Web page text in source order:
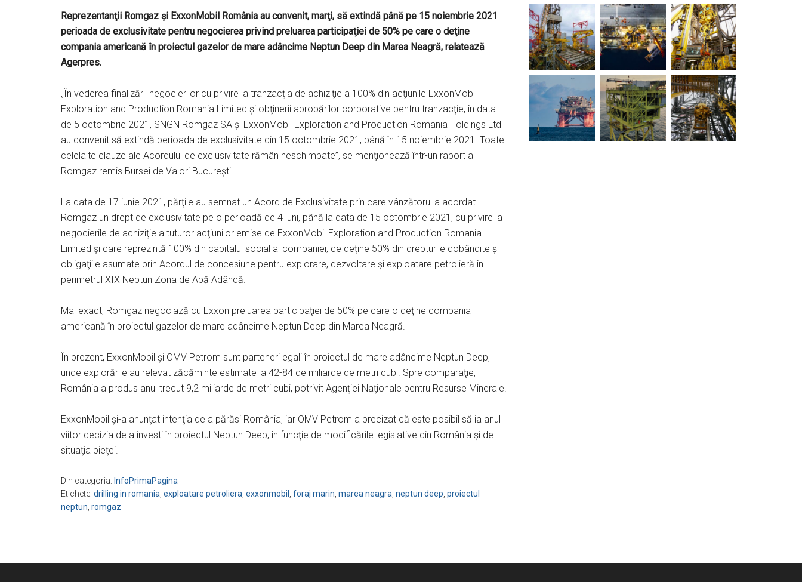
Reprezentanţii Romgaz şi ExxonMobil România au convenit, marţi, să extindă până pe 15 noiembrie 2021
perioada de exclusivitate pentru negocierea privind preluarea participaţiei de 50% pe care o deţine
compania americană în proiectul gazelor de mare adâncime Neptun Deep din Marea Neagră, relatează
Agerpres.
„În vederea finalizării negocierilor cu privire la tranzacţia de achiziţie a 100% din acţiunile ExxonMobil
Exploration and Production Romania Limited şi obţinerii aprobărilor corporative pentru tranzacţie, în data
de 5 octombrie 2021, SNGN Romgaz SA şi ExxonMobil Exploration and Production Romania Holdings Ltd
au convenit să extindă perioada de exclusivitate din 15 octombrie 2021, până în 15 noiembrie 2021. Toate
celelalte clauze ale Acordului de exclusivitate rămân neschimbate”, se menţionează într-un raport al
Romgaz remis Bursei de Valori Bucureşti.
La data de 17 iunie 2021, părţile au semnat un Acord de Exclusivitate prin care vânzătorul a acordat
Romgaz un drept de exclusivitate pe o perioadă de 4 luni, până la data de 15 octombrie 2021, cu privire la
negocierile de achiziţie a tuturor acţiunilor emise de ExxonMobil Exploration and Production Romania
Limited şi care reprezintă 100% din capitalul social al companiei, ce deţine 50% din drepturile dobândite şi
obligaţiile asumate prin Acordul de concesiune pentru explorare, dezvoltare şi exploatare petrolieră în
perimetrul XIX Neptun Zona de Apă Adâncă.
Mai exact, Romgaz negociază cu Exxon preluarea participaţiei de 50% pe care o deţine compania
americană în proiectul gazelor de mare adâncime Neptun Deep din Marea Neagră.
În prezent, ExxonMobil şi OMV Petrom sunt parteneri egali în proiectul de mare adâncime Neptun Deep,
unde explorările au relevat zăcăminte estimate la 42-84 de miliarde de metri cubi. Spre comparaţie,
România a produs anul trecut 9,2 miliarde de metri cubi, potrivit Agenţiei Naţionale pentru Resurse Minerale.
ExxonMobil şi-a anunţat intenţia de a părăsi România, iar OMV Petrom a precizat că este posibil să ia anul
viitor decizia de a investi în proiectul Neptun Deep, în funcţie de modificările legislative din România şi de
situaţia pieţei.
Din categoria: InfoPrimaPagina
Etichete: drilling in romania exploatare petroliera exxonmobil foraj marin marea neagra neptun deep proiectul
neptun romgaz